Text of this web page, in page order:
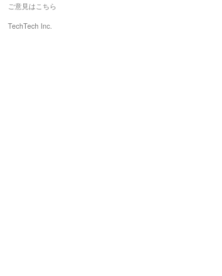
ご意見はこちら
TechTech Inc.